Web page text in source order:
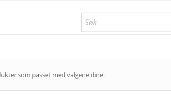
som passet med valgene dine.